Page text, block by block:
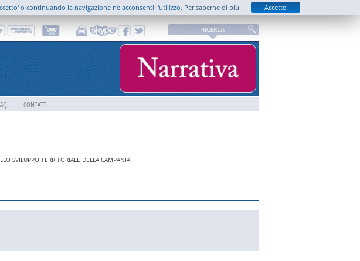
CONTATTI
o continuando la navigazione ne acconsenti l'utilizzo. Per saperne di più Accetto
SVILUPPO TERRITORIALE DELLA CAMPANIA